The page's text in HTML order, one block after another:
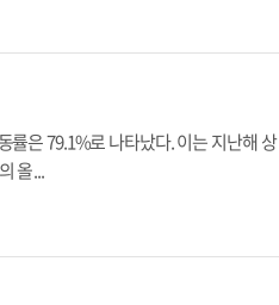
률은 79.1%로 나타났다. 이는 지난해 상
올 ...